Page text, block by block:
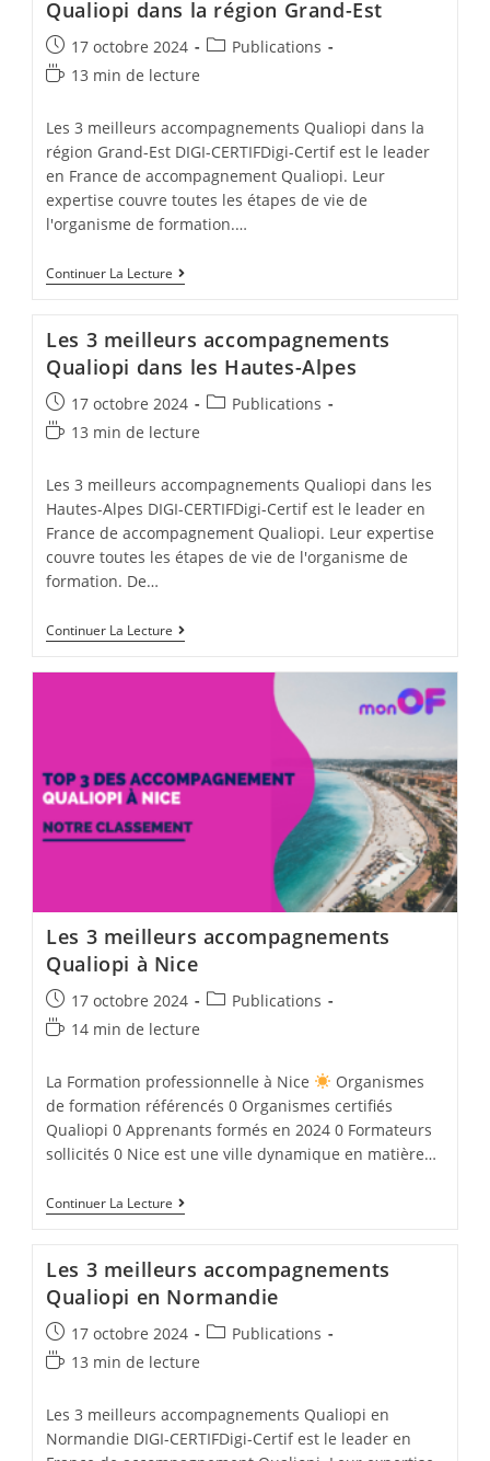
Toulon
Qualiopi dans la région Grand-Est
Post
published:
17 octobre 2024
PostPublications
Temps
lecture :
13 min de lecture
Les 3 meilleurs accompagnements Qualiopi dans la
région Grand-Est DIGI-CERTIFDigi-Certif est le leader
en France de accompagnement Qualiopi. Leur
expertise couvre toutes les étapes de vie de
l'organisme de formation.…
Continuer La Lecture Les
3
Qualiopi
Dans
La
Région
Grand-
Est
Les 3 meilleurs accompagnements
Qualiopi dans les Hautes-Alpes
Post
published:
17 octobre 2024
PostPublications
Temps
lecture :
13 min de lecture
Les 3 meilleurs accompagnements Qualiopi dans les
Hautes-Alpes DIGI-CERTIFDigi-Certif est le leader en
France de accompagnement Qualiopi. Leur expertise
couvre toutes les étapes de vie de l'organisme de
formation. De…
Continuer La Lecture Les
3
Accompagnements
Alpes
Les 3 meilleurs accompagnements
Qualiopi à Nice
Post
published:
17 octobre 2024
PostPublications
Temps
lecture :
14 min de lecture
La Formation professionnelle à Nice
Organismes
de formation référencés 0 Organismes certifiés
Qualiopi 0 Apprenants formés en 2024 0 Formateurs
sollicités 0 Nice est une ville dynamique en matière…
Continuer La Lecture Les
3
Qualiopi
À
Nice
Les 3 meilleurs accompagnements
Qualiopi en Normandie
Post
published:
17 octobre 2024
PostPublications
Temps
lecture :
13 min de lecture
Les 3 meilleurs accompagnements Qualiopi en
Normandie DIGI-CERTIFDigi-Certif est le leader en